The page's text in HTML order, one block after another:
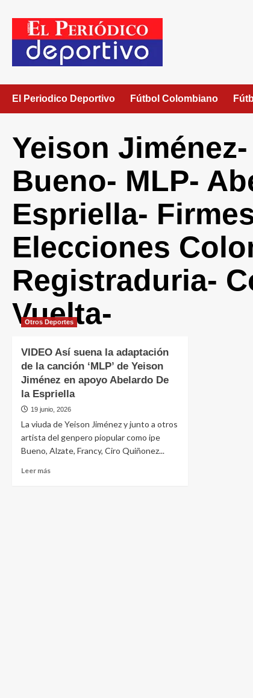
El Periodico Deportivo Fútbol Colombiano
Yeison
Bueno- MLP-
Espriella-
Elecciones
Registraduria-
Vuelta-
Otros Deportes
VIDEO Así suena la adaptación
de la canción ‘MLP’ de Yeison
Jiménez en apoyo Abelardo De
la Espriella
19 junio, 2026
La viuda de Yeison Jiménez y junto a otros
artista del genpero piopular como ipe
Bueno, Alzate, Francy, Ciro Quiñonez...
Leer más